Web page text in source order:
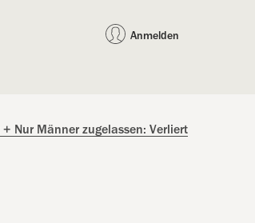
Anmelden
+ Nur Männer zugelassen: Verliert